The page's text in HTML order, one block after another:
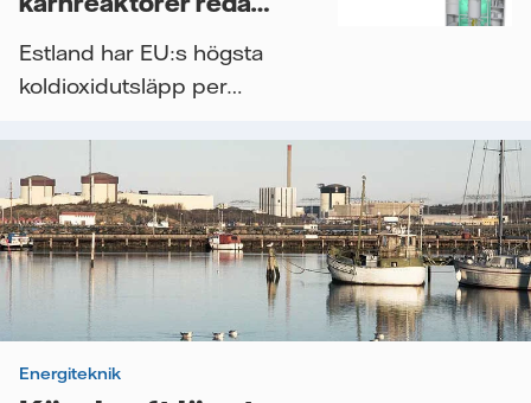
Estland har EU:s högsta
koldioxidutsläpp per
Energiteknik